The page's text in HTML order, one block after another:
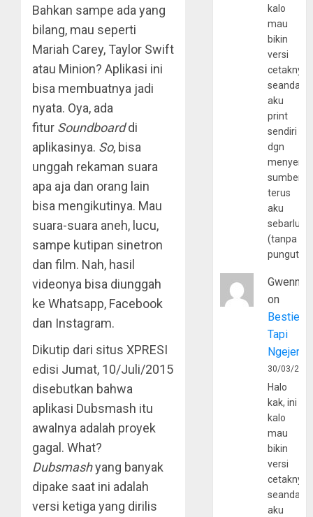
Bahkan sampe ada yang
bilang, mau seperti
Mariah Carey, Taylor Swift
atau Minion? Aplikasi ini
bisa membuatnya jadi
nyata. Oya, ada
fitur Soundboarddi
aplikasinya. So, bisa
unggah rekaman suara
apa aja dan orang lain
bisa mengikutinya. Mau
suara-suara aneh, lucu,
sampe kutipan sinetron
dan film. Nah, hasil
videonya bisa diunggah
ke Whatsapp, Facebook
dan Instagram.
Dikutip dari situs XPRESI
edisi Jumat, 10/Juli/2015
disebutkan bahwa
aplikasi Dubsmash itu
awalnya adalah proyek
gagal. What?
Dubsmashyang banyak
dipake saat ini adalah
versi ketiga yang dirilis
kalo
mau
bikin
versi
cetaknya
aku
print
sendiri
dgn
sumber
terus
aku
(tanpa
Gwenny
on
Bestie
Tapi
30/03/
Halo
kak, ini
kalo
mau
bikin
versi
cetaknya
aku